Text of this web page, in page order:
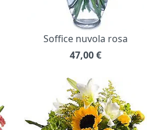
Soffice nuvola rosa
47,00€